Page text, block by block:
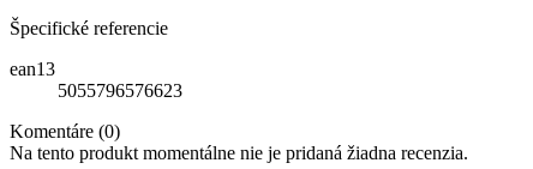
Špecifické referencie
ean13
5055796576623
Komentáre (0)
Na tento produkt momentálne nie je pridaná žiadna recenzia.